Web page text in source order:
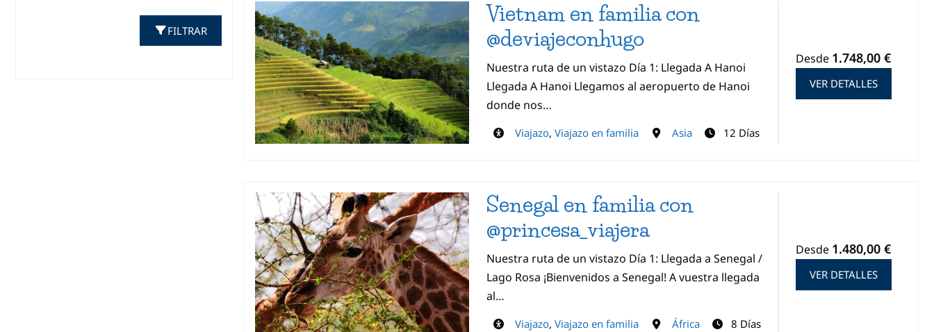
FILTRAR
Vietnam en familia con
@deviajeconhugo
Nuestra ruta de un vistazo Día 1: Llegada A Hanoi
Llegada A Hanoi Llegamos al aeropuerto de Hanoi
donde nos…
Viajazo, Viajazo en familia Asia 12 Días
Desde 1.748,00 €
VER DETALLES
Senegal en familia con
@princesa_viajera
Nuestra ruta de un vistazo Día 1: Llegada a Senegal /
Lago Rosa ¡Bienvenidos a Senegal! A vuestra llegada
al…
Viajazo, Viajazo en familia África 8 Días
Desde 1.480,00 €
VER DETALLES